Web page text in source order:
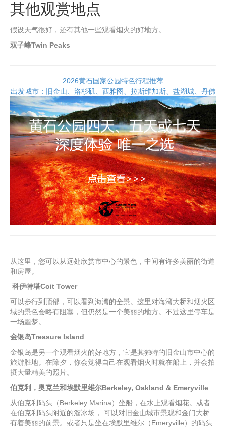
其他观赏地点
假设天气很好，还有其他一些观看烟火的好地方。
双子峰Twin Peaks
2026黄石国家公园特色行程推荐
出发城市：旧金山、洛杉矶、西雅图、拉斯维加斯、盐湖城、丹佛
从这里，您可以从远处欣赏市中心的景色，中间有许多美丽的街道
和房屋。
科伊特塔Coit Tower
可以步行到顶部，可以看到海湾的全景。这里对海湾大桥和烟火区
域的景色会略有阻塞，但仍然是一个美丽的地方。不过这里停车是
一场噩梦。
金银岛Treasure Island
金银岛是另一个观看烟火的好地方，它是其独特的旧金山市中心的
旅游胜地。在除夕，你会觉得自己在观看烟火时就在船上，并会拍
摄大量精美的照片。
伯克利，奥克兰和埃默里维尔Berkeley, Oakland & Emeryville
从伯克利码头（Berkeley Marina）坐船，在水上观看烟花。或者
在伯克利码头附近的溜冰场， 可以对旧金山城市景观和金门大桥
有着美丽的前景。或者只是坐在埃默里维尔（Emeryville）的码头